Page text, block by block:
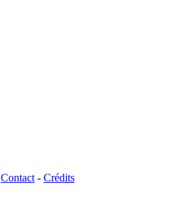
Contact - Crédits